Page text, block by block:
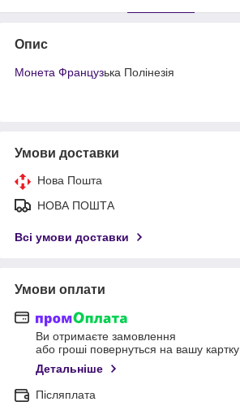
Опис
Монета Французька Полінезія
Умови доставки
Нова Пошта
НОВА ПОШТА
Всі умови доставки
Умови оплати
Ви отримаєте замовлення
або гроші повернуться на вашу картку
Детальніше
Післяплата